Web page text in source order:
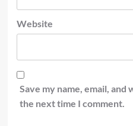
Website
Save my name, email,
the next time I comment.